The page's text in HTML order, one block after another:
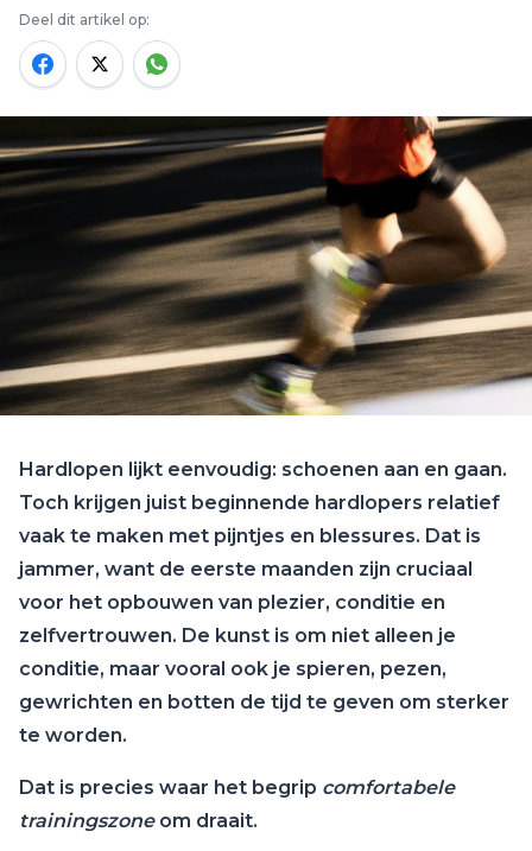
Deel dit artikel op:
Hardlopen lijkt eenvoudig: schoenen aan en gaan.
Toch krijgen juist beginnende hardlopers relatief
vaak te maken met pijntjes en blessures. Dat is
jammer, want de eerste maanden zijn cruciaal
voor het opbouwen van plezier, conditie en
zelfvertrouwen. De kunst is om niet alleen je
conditie, maar vooral ook je spieren, pezen,
gewrichten en botten de tijd te geven om sterker
te worden.
Dat is precies waar het begrip comfortabele
trainingszoneom draait.